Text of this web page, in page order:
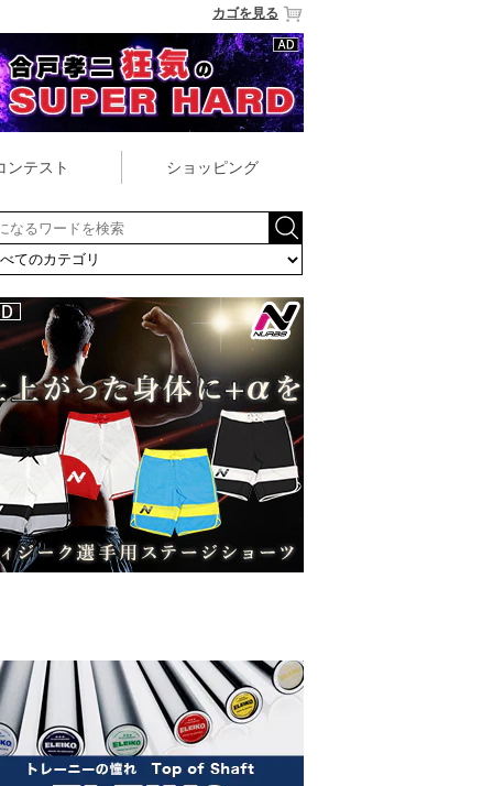
カゴを見る
ンテスト ショッピング